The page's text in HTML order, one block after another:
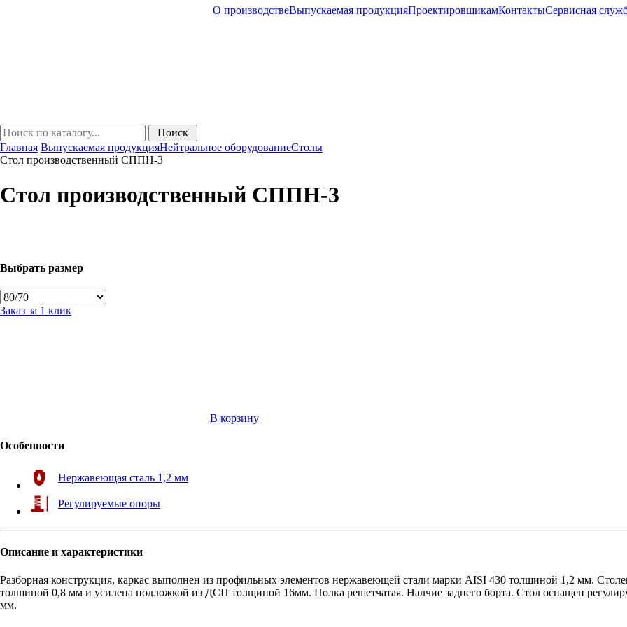
О производствеВыпускаемая продукцияПроектировщикамКонтактыCервисная
Главная Выпускаемая продукцияНейтральное оборудованиеСтолы
Стол производственный СППН-3
Стол производственный СППН-3
Выбрать размер
Заказ за 1 клик
В корзину
Особенности
Нержавеющая сталь 1,2 мм
Регулируемые опоры
Описание и характеристики
Разборная конструкция, каркас выполнен из профильных элементов нержавеющей стали марки AISI 430 толщиной 1,2 мм.
толщиной 0,8 мм и усилена подложкой из ДСП толщиной 16мм. Полка решетчатая. Налчие заднего борта. Стол оснащен
мм.